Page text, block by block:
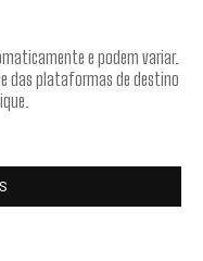
e podem variar.
das plataformas de destino